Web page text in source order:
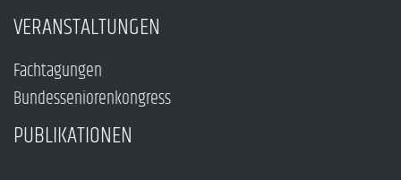
VERANSTALTUNGEN
Fachtagungen
Bundesseniorenkongress
PUBLIKATIONEN